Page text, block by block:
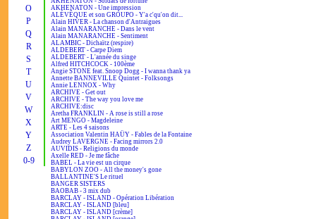
O
P
Q
R
S
T
U
V
W
X
Y
Z
0-9
AKHENATON - Une impression
ALÉVÊQUE et son GROUPO - Y'a c'qu'on dit...
Alain HIVER - La chanson d'Antraigues
Alain MANARANCHE - Dans le vent
Alain MANARANCHE - Sentiment
ALAMBIC - Dichaïtz (respire)
ALDEBERT - Carpe Diem
ALDEBERT - L'année du singe
Alfred HITCHCOCK - 100ème
Angie STONE feat. Snoop Dogg - I wanna thank ya
Annette BANNEVILLE Quintet - Folksongs
Annie LENNOX - Why
ARCHIVE - Get out
ARCHIVE - The way you love me
ARCHIVE:disc
Aretha FRANKLIN - A rose is still a rose
Art MENGO - Magdeleine
ARTE - Les 4 saisons
Association Valentin HAÜY - Fables de la Fontaine
Audrey LAVERGNE - Facing mirrors 2.0
AUVIDIS - Religions du monde
Axelle RED - Je me fâche
BABEL - La vie est un cirque
BABYLON ZOO - All the money's gone
BALLANTINE'S Le rituel
BANGER SISTERS
BAOBAB - 3 mix dub
BARCLAY - ISLAND - Opération Libération
BARCLAY - ISLAND [bleu]
BARCLAY - ISLAND [crème]